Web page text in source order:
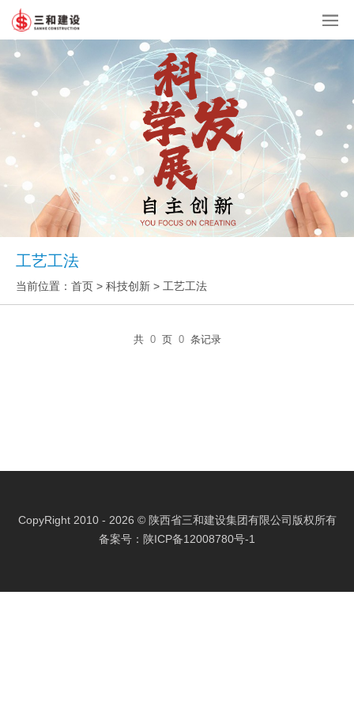
工艺工法
当前位置： 首页 > 科技创新 > 工艺工法
共 0 页 0 条记录
CopyRight 2010 - 2026 © 陕西省三和建设集团有限公司版权所有
备案号： 陕ICP备12008780号-1